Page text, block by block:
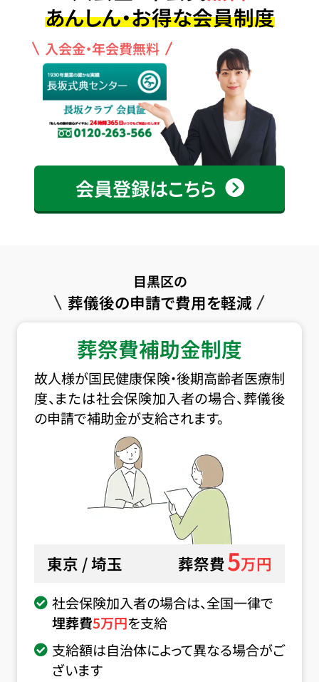
あんしん・お得な会員制度
入会金・年会費無料
会員登録はこちら
目黒区の
葬儀後の申請で費用を軽減
葬祭費補助金制度
故人様が国民健康保険・後期高齢者医療制
度、または社会保険加入者の場合、葬儀後
の申請で補助金が支給されます。
東京 / 埼玉 葬祭費5万円
社会保険加入者の場合は、全国一律で
埋葬費5万円を支給
支給額は自治体によって異なる場合がご
ざいます